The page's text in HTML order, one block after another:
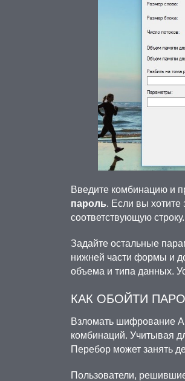
Введите комбинацию и
пароль. Если вы хотите
соответствующую
Задайте остальные
нижней части формы и
объема и типа данных.
КАК ОБОЙТИ
Взломать шифрование
комбинаций. Учитывая
Перебор может занять
Пользователи,